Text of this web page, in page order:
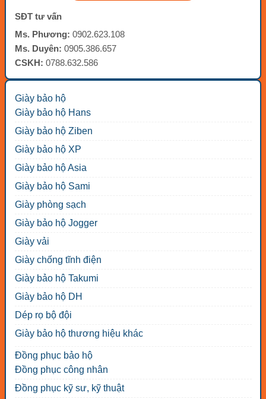
SĐT tư vấn
Ms. Phương: 0902.623.108
Ms. Duyên: 0905.386.657
CSKH: 0788.632.586
Giày bảo hộ
Giày bảo hộ Hans
Giày bảo hộ Ziben
Giày bảo hộ XP
Giày bảo hộ Asia
Giày bảo hộ Sami
Giày phòng sạch
Giày bảo hộ Jogger
Giày vải
Giày chống tĩnh điện
Giày bảo hộ Takumi
Giày bảo hộ DH
Dép rọ bộ đội
Giày bảo hộ thương hiệu khác
Đồng phục bảo hộ
Đồng phục công nhân
Đồng phục kỹ sư, kỹ thuật